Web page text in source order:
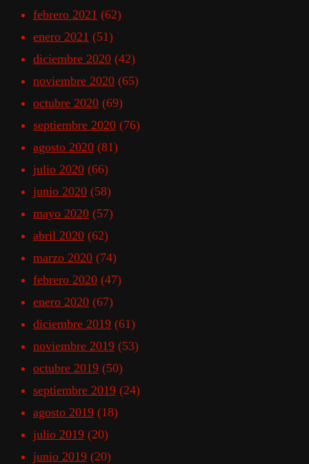
febrero 2021 (62)
enero 2021 (51)
diciembre 2020 (42)
noviembre 2020 (65)
octubre 2020 (69)
septiembre 2020 (76)
agosto 2020 (81)
julio 2020 (66)
junio 2020 (58)
mayo 2020 (57)
abril 2020 (62)
marzo 2020 (74)
febrero 2020 (47)
enero 2020 (67)
diciembre 2019 (61)
noviembre 2019 (53)
octubre 2019 (50)
septiembre 2019 (24)
agosto 2019 (18)
julio 2019 (20)
junio 2019 (20)